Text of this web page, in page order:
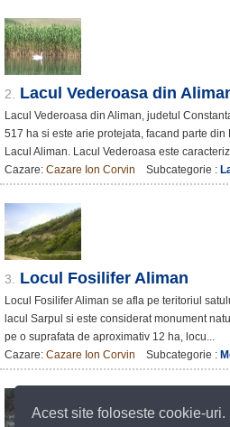
Acest site foloseste cookie-
2. Lacul Vederoasa din
Lacul Vederoasa din Aliman, judetul
517 ha si este arie protejata, facand parte din
Lacul Aliman. Lacul Vederoasa este
Cazare: Cazare Ion Corvin Subcategorie :
3. Locul Fosilifer Aliman
Locul Fosilifer Aliman se afla pe teritoriul
lacul Sarpul si este considerat monument
pe o suprafata de aproximativ 12 ha, locu...
Cazare: Cazare Ion Corvin Subcategorie :